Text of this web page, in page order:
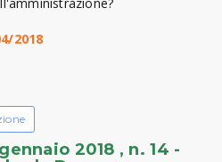
2018
2018 , n. 14 -